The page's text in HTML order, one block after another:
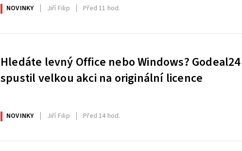
NOVINKY Jiří Filip Před 11 hod.
Hledáte levný Office nebo Windows? Godeal24
spustil velkou akci na originální licence
NOVINKY Jiří Filip Před 14 hod.